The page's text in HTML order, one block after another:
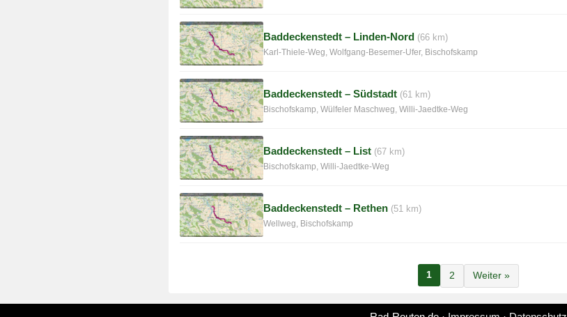
Baddeckenstedt – Linden-Nord (66 km)
Karl-Thiele-Weg, Wolfgang-Besemer-Ufer, Bischofskamp
Baddeckenstedt – Südstadt (61 km)
Bischofskamp, Wülfeler Maschweg, Willi-Jaedtke-Weg
Baddeckenstedt – List (67 km)
Bischofskamp, Willi-Jaedtke-Weg
Baddeckenstedt – Rethen (51 km)
Wellweg, Bischofskamp
1 2 Weiter »